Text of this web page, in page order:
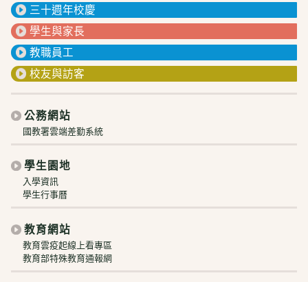
三十週年校慶
學生與家長
教職員工
校友與訪客
公務網站
國教署雲端差勤系統
學生園地
入學資訊
學生行事曆
教育網站
教育雲疫起線上看專區
教育部特殊教育通報網